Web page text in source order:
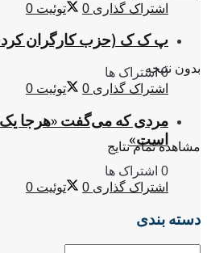
بدون نتیجه
مشاهده تمام نتایج
اشتراک گذاری 0 توئیت 0
پ ک ک (حزب کارگران
0 اشتراک ها
اشتراک گذاری 0 توئیت 0
مردی که می‌گفت «هرجا یک
است»
0 اشتراک ها
اشتراک گذاری 0 توئیت 0
دسته بندی